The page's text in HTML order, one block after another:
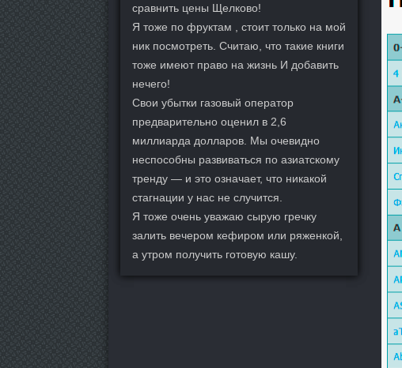
сравнить цены Щелково!
Я тоже по фруктам , стоит только на мой
ник посмотреть. Считаю, что такие книги
тоже имеют право на жизнь И добавить
нечего!
Свои убытки газовый оператор
предварительно оценил в 2,6
миллиарда долларов. Мы очевидно
неспособны развиваться по азиатскому
тренду — и это означает, что никакой
стагнации у нас не случится.
Я тоже очень уважаю сырую гречку
залить вечером кефиром или ряженкой,
а утром получить готовую кашу.